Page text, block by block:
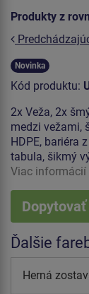
Produkty z
Novinka
Kód produktu:
2x Veža, 2x
medzi vežami,
HDPE, bariéra
tabula, šikmý
Viac informácií
Dopytovať
Ďalšie
Herná